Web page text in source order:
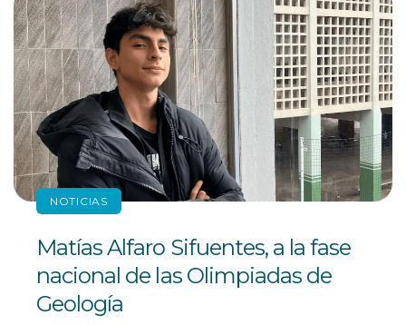
NOTICIAS
Matías Alfaro Sifuentes, a la fase
nacional de las Olimpiadas de
Geología